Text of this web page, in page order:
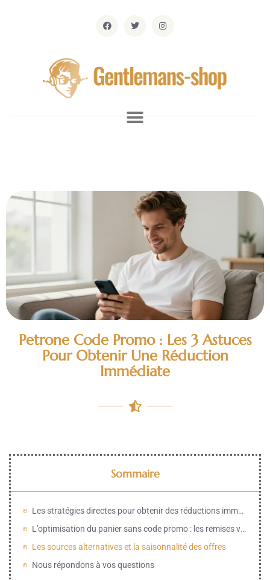
Petrone Code Promo : Les 3 Astuces
Pour Obtenir Une Réduction
Immédiate
Sommaire
Les stratégies directes pour obtenir des réductions immédiates sur votre panier
L’optimisation du panier sans code promo : les remises volumétriques
Les sources alternatives et la saisonnalité des offres
Nous répondons à vos questions